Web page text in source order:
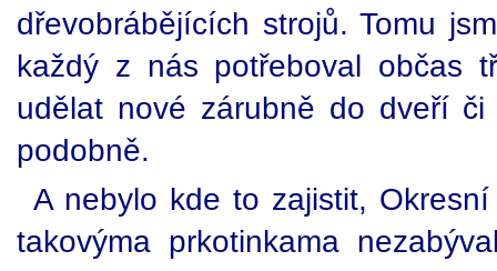
dřevobrábějících strojů. Tomu
každý z nás potřeboval občas
udělat nové zárubně do dveří
podobně.
A nebylo kde to zajistit,
takovýma prkotinkama